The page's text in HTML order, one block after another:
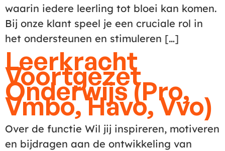
waarin iedere leerling tot bloei kan komen.
Bij onze klant speel je een cruciale rol in
het ondersteunen en stimuleren […]
Leerkracht
Voortgezet
Onderwijs (Pro,
Vmbo, Havo, Vvo)
Over de functie Wil jij inspireren, motiveren
en bijdragen aan de ontwikkeling van